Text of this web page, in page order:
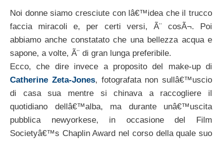
Noi donne siamo cresciute con lâ€™idea che il trucco
faccia miracoli e, per certi versi, Ã¨ cosÃ¬. Poi
abbiamo anche constatato che una bellezza acqua e
sapone, a volte, Ã¨ di gran lunga preferibile.
Ecco, che dire invece a proposito del make-up di
Catherine Zeta-Jones, fotografata non sullâ€™uscio
di casa sua mentre si chinava a raccogliere il
quotidiano dellâ€™alba, ma durante unâ€™uscita
pubblica newyorkese, in occasione del Film
Societyâ€™s Chaplin Award nel corso della quale suo